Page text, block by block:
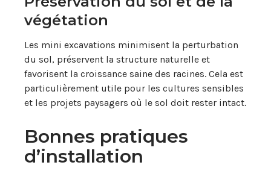
végétation
Les mini excavations minimisent la perturbation
du sol, préservent la structure naturelle et
favorisent la croissance saine des racines. Cela est
particulièrement utile pour les cultures sensibles
et les projets paysagers où le sol doit rester intact.
Bonnes pratiques
d’installation